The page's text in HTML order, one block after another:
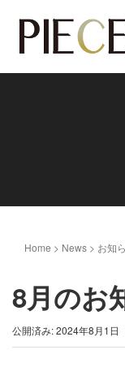
Home > News > お知
8月のお
公開済み: 2024年8月1日